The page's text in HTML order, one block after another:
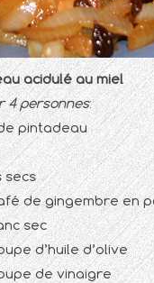
acidulé au miel
4 personnes:
pintadeau
secs
de gingembre en
sec
d’huile d’olive
de vinaigre